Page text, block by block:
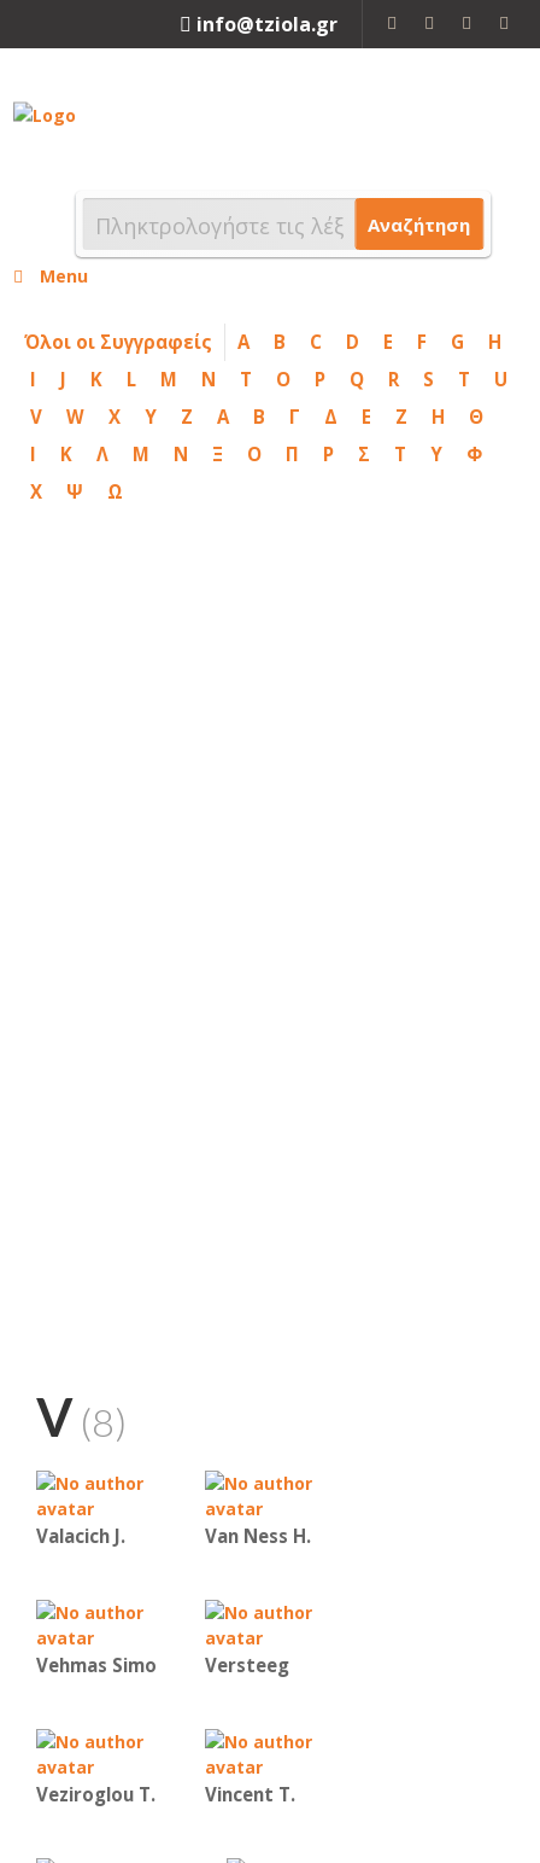
info@tziola.gr
Αναζήτηση
Menu
Όλοι οι Συγγραφείς A B C D E F G
H
I
J K L M N T O P Q R S T
U
V
W X Y Z Α Β Γ Δ Ε Ζ Η
Θ
Ι
Κ Λ Μ Ν Ξ Ο Π Ρ Σ Τ Υ
Φ
Χ
Ψ Ω
V (8)
Valacich J. Van Ness H.
Vehmas Simo Versteeg
Veziroglou T. Vincent Τ.